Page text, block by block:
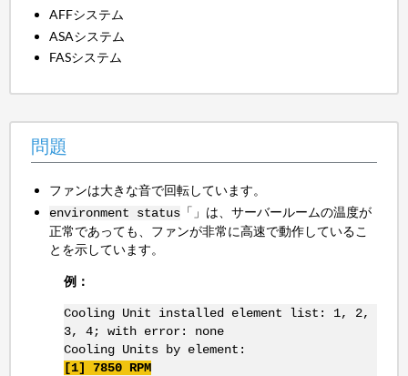
AFFシステム
ASAシステム
FASシステム
問題
ファンは大きな音で回転しています。
environment status 「」は、サーバールームの温度が
正常であっても、ファンが非常に高速で動作しているこ
とを示しています。
例：
Cooling Unit installed element list: 1, 2,
3, 4; with error: none
Cooling Units by element:
[1] 7850 RPM